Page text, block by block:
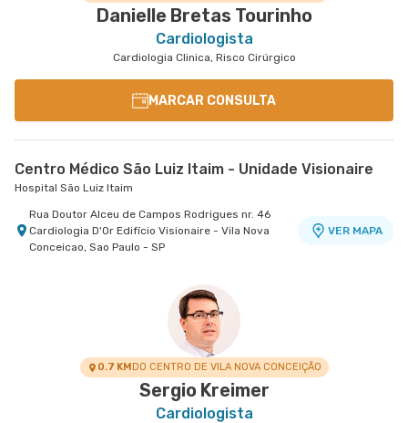
Danielle Bretas Tourinho
Cardiologista
Cardiologia Clinica, Risco Cirúrgico
MARCAR CONSULTA
Centro Médico São Luiz Itaim - Unidade Visionaire
Hospital São Luiz Itaim
Rua Doutor Alceu de Campos Rodrigues nr. 46
Cardiologia D'Or Edifício Visionaire - Vila Nova
Conceicao, Sao Paulo - SP
VER MAPA
0.7 KMDO CENTRO DE VILA NOVA CONCEIÇÃO
Sergio Kreimer
Cardiologista